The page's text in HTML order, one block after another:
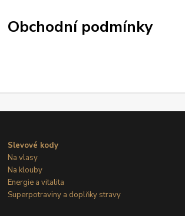
Obchodní podmínky
Slevové kody
Na vlasy
Na klouby
Energie a vitalita
Superpotraviny a doplňky stravy